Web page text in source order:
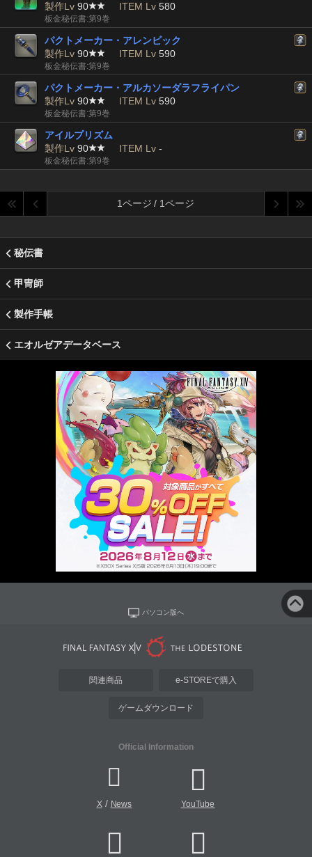
製作Lv 90 ITEM Lv 580
板金秘伝書:第9巻
パクトメーカー・アレンビック
製作Lv 90 ITEM Lv 590
板金秘伝書:第9巻
パクトメーカー・アルカソーダラフライパン
製作Lv 90 ITEM Lv 590
板金秘伝書:第9巻
アイルプリズム
製作Lv 90 ITEM Lv -
板金秘伝書:第9巻
1ページ / 1ページ
秘伝書
甲冑師
製作手帳
エオルゼアデータベース
パソコン版へ
関連商品 e-STOREで購入
ゲームダウンロード
Official Information
X/ News YouTube